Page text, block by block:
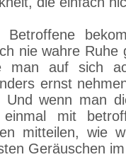
Betroffene
nie wahre Ruhe
man auf sich
ernst
Und wenn man
mit
mitteilen, wie
Geräuschen